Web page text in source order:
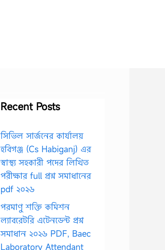
Recent Posts
সিভিল সার্জনের কার্যালয়
হবিগঞ্জ (Cs Habiganj) এর
স্বাস্থ্য সহকারী পদের লিখিত
পরীক্ষার full প্রশ্ন সমাধানের
pdf ২০২৬
পরমাণু শক্তি কমিশন
ল্যাবরেটরি এটেনডেন্ট প্রশ্ন
সমাধান ২০২৬ PDF, Baec
Laboratory Attendant